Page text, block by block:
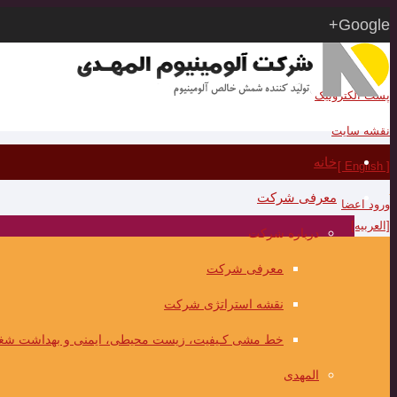
Google+
RSS
پست الکترونیک
نقشه سایت
[ English ] خانه
معرفی شرکت
درباره شرکت
معرفی شرکت
نقشه استراتژی شرکت
خط مشی کـیفیت، زیست محیطی، ایمنی و بهداشت
المهدی
ورود اعضا
[العربیه]